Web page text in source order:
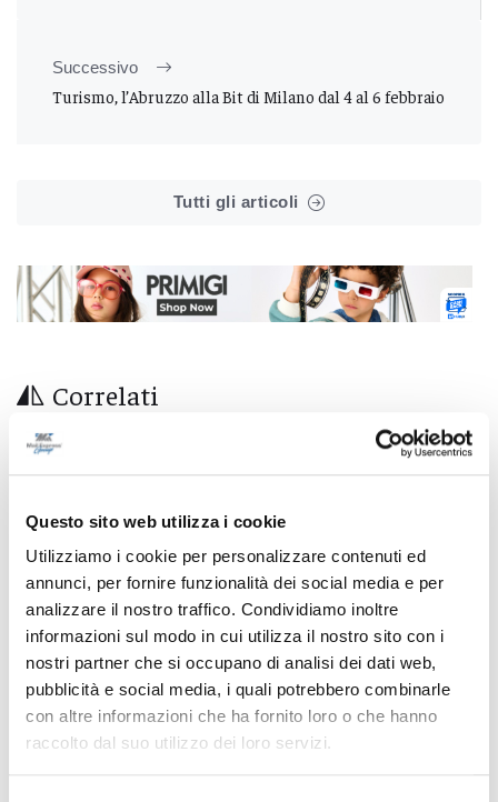
Questo sito web utilizza i cookie
Utilizziamo i cookie per personalizzare contenuti ed
annunci, per fornire funzionalità dei social media e per
analizzare il nostro traffico. Condividiamo inoltre
informazioni sul modo in cui utilizza il nostro sito con i
nostri partner che si occupano di analisi dei dati web,
pubblicità e social media, i quali potrebbero combinarle
con altre informazioni che ha fornito loro o che hanno
raccolto dal suo utilizzo dei loro servizi.
Successivo
Turismo, l’Abruzzo alla Bit di Milano dal 4 al 6 febbraio
Tutti gli articoli
Correlati